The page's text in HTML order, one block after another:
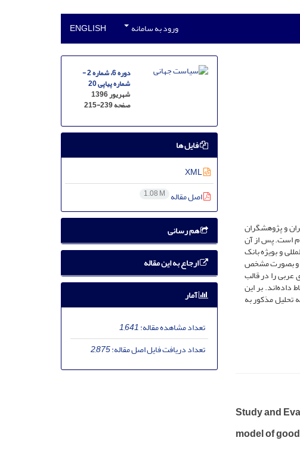
ورود به سامانه ENGLISH
و پژوهشگران
است. پس از آن
و بویژه بانک
و بصورت مشخص
را در قالب
بر این
تحلیل مذکور به
Study and
model of
دوره 6، شماره 2 -
شماره پیاپی 20
شهریور 1396
صفحه215-239
فایل ها
XML
اصل مقاله 1.08 M
هم رسانی
ارجاع به این مقاله
آمار
تعداد مشاهده مقاله:1,641
تعداد دریافت فایل اصل مقاله:2,875